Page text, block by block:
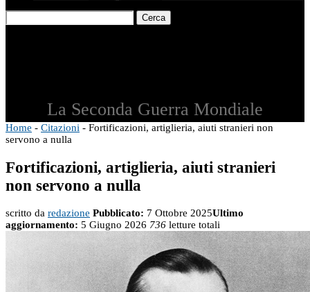
Cerca
La Seconda Guerra Mondiale
Home - Citazioni - Fortificazioni, artiglieria, aiuti stranieri non
servono a nulla
Fortificazioni, artiglieria, aiuti stranieri
non servono a nulla
scritto da redazione Pubblicato: 7 Ottobre 2025Ultimo
aggiornamento: 5 Giugno 2026 736 letture totali